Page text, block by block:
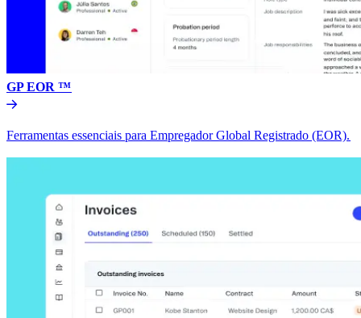
GP EOR ™​​
Ferramentas essenciais para Empregador Global Registrado (EOR).​​